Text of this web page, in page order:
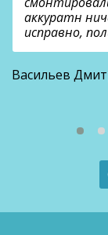
аккуратн
исправно,
Васильев